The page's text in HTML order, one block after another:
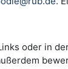
oder in